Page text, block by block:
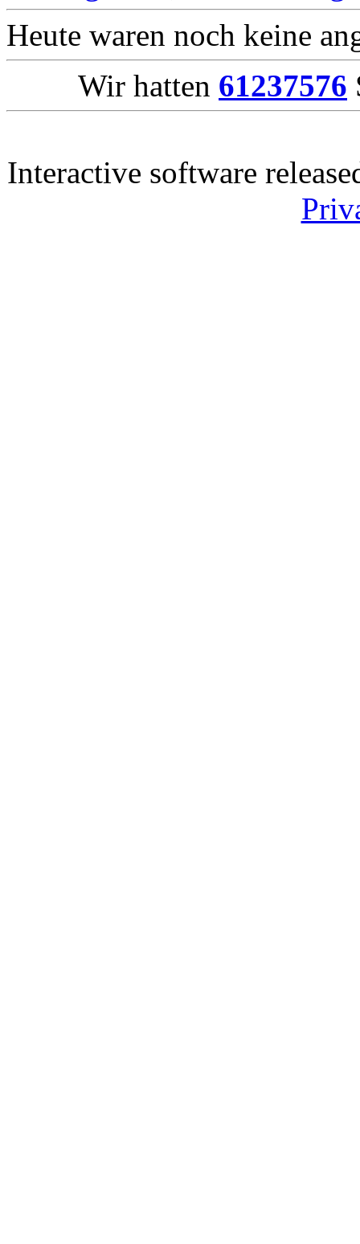
Heute waren noch keine
Wir hatten 61237576
Interactive software